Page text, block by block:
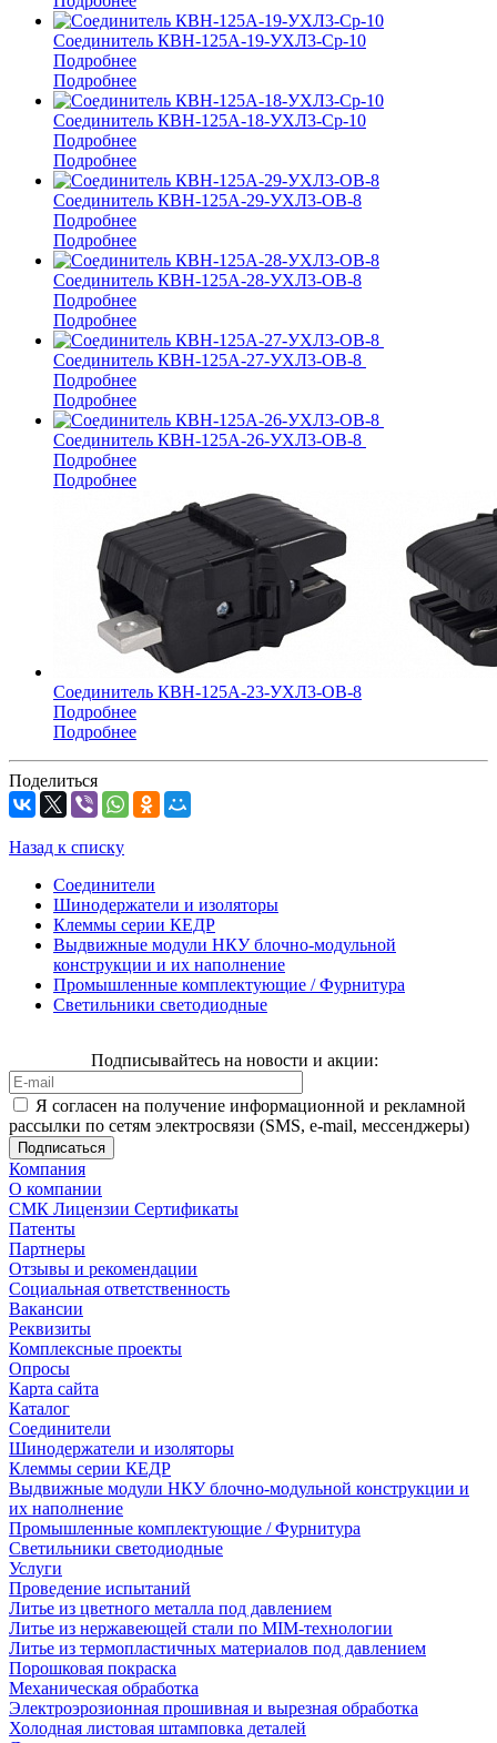
Соединитель КВН-125А-19-УХЛ3-Ср-10
Подробнее
Подробнее
Соединитель КВН-125А-18-УХЛ3-Ср-10
Подробнее
Подробнее
Соединитель КВН-125А-29-УХЛ3-ОВ-8
Подробнее
Подробнее
Соединитель КВН-125А-28-УХЛ3-ОВ-8
Подробнее
Подробнее
Соединитель КВН-125А-27-УХЛ3-ОВ-8
Подробнее
Подробнее
Соединитель КВН-125А-26-УХЛ3-ОВ-8
Подробнее
Подробнее
Соединитель КВН-125А-23-УХЛ3-ОВ-8
Подробнее
Подробнее
Поделиться
Назад к списку
Соединители
Шинодержатели и изоляторы
Клеммы серии КЕДР
Выдвижные модули НКУ блочно-модульной
конструкции и их наполнение
Промышленные комплектующие / Фурнитура
Светильники светодиодные
Подписывайтесь на новости и акции:
Я согласен на получение информационной и рекламной
рассылки по сетям электросвязи (SMS, e-mail, мессенджеры)
Компания
О компании
СМК Лицензии Сертификаты
Патенты
Партнеры
Отзывы и рекомендации
Социальная ответственность
Вакансии
Реквизиты
Комплексные проекты
Опросы
Карта сайта
Каталог
Соединители
Шинодержатели и изоляторы
Клеммы серии КЕДР
Выдвижные модули НКУ блочно-модульной конструкции и
их наполнение
Промышленные комплектующие / Фурнитура
Светильники светодиодные
Услуги
Проведение испытаний
Литье из цветного металла под давлением
Литье из нержавеющей стали по MIM-технологии
Литье из термопластичных материалов под давлением
Порошковая покраска
Механическая обработка
Электроэрозионная прошивная и вырезная обработка
Холодная листовая штамповка деталей